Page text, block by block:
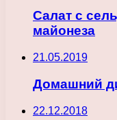
Салат с
майонеза
21.05.2019
Домашний
22.12.2018